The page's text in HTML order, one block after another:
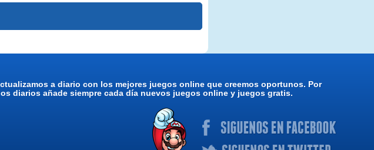
a diario con los mejores juegos online que creemos oportunos. Por
diarios añade siempre cada día nuevos juegos online y juegos gratis.